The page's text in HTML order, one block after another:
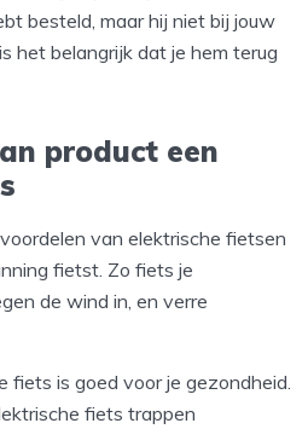
besteld, maar hij niet bij jouw
het belangrijk dat je hem terug
product een
van elektrische fietsen
fietst. Zo fiets je
de wind in, en verre
fiets is goed voor je gezondheid.
fiets trappen